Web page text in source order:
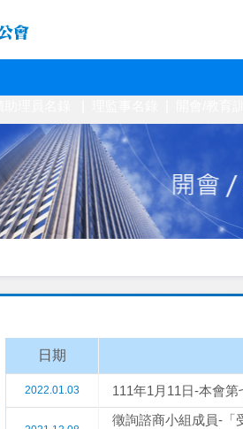
估價師公會
日期
2022.01.03 111年1月11日-本會
徵詢諮商小組成員-「